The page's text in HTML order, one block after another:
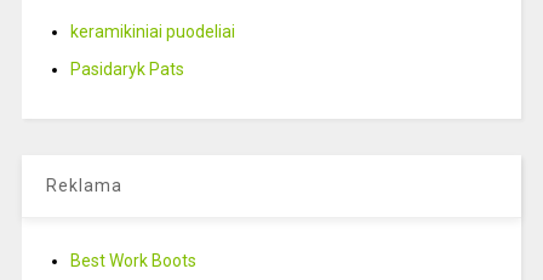
keramikiniai puodeliai
Pasidaryk Pats
Reklama
Best Work Boots